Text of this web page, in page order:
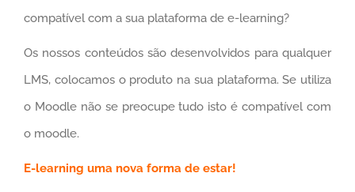
compatível com a sua plataforma de e-learning?
Os nossos conteúdos são desenvolvidos para qualquer
LMS, colocamos o produto na sua plataforma. Se utiliza
o Moodle não se preocupe tudo isto é compatível com
o moodle.
E-learning uma nova forma de estar!